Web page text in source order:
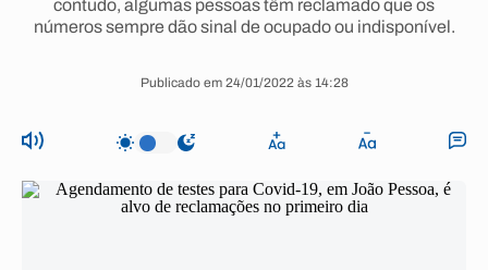
contudo, algumas pessoas têm reclamado que os
números sempre dão sinal de ocupado ou indisponível.
Publicado em 24/01/2022 às 14:28